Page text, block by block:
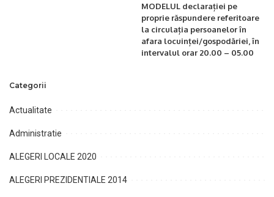
MODELUL declarației pe
proprie răspundere referitoare
la circulația persoanelor în
afara locuinței/gospodăriei, în
intervalul orar 20.00 – 05.00
Categorii
Actualitate
Administratie
ALEGERI LOCALE 2020
ALEGERI PREZIDENTIALE 2014